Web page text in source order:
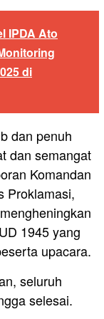
IPDA Ato
di
dan penuh
dan semangat
Komandan
Proklamasi,
1945 yang
upacara.
seluruh
selesai.